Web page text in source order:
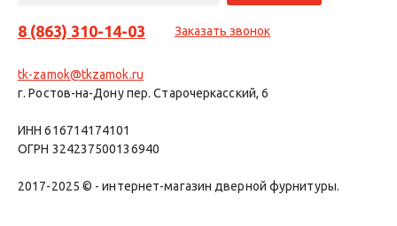
8 (863) 310-14-03 Заказать звонок
tk-zamok@tkzamok.ru
г. Ростов-на-Дону пер. Старочеркасский, 6
ИНН 616714174101
ОГРН 324237500136940
2017-2025 © - интернет-магазин дверной фурнитуры.